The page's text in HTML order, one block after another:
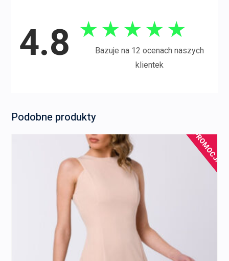
4.8 ★ ★ ★ ★ ★
Bazuje na 12 ocenach naszych
klientek
Podobne produkty
PROMOCJA!